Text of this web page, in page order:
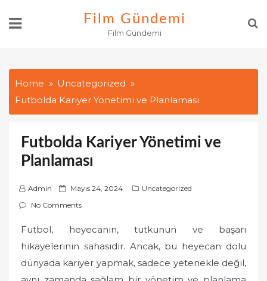
Film Gündemi
Film Gündemi
Home
Uncategorized
Futbolda Kariyer Yönetimi ve Planlaması
Futbolda Kariyer Yönetimi ve
Planlaması
Admin
P
o
e
d
Mayıs 24, 2024
Uncategorized
No Comments
Futbol, heyecanın, tutkunun ve başarı
hikayelerinin sahasıdır. Ancak, bu heyecan dolu
dünyada kariyer yapmak, sadece yetenekle değil,